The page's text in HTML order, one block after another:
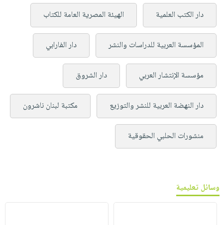
دار الكتب العلمية الهيئة المصرية العامة للكتاب
المؤسسة العربية للدراسات والنشر دار الفارابي
مؤسسة الإنتشار العربي دار الشروق
دار النهضة العربية للنشر والتوزيع مكتبة لبنان ناشرون
منشورات الحلبي الحقوقية
وسائل تعليمية